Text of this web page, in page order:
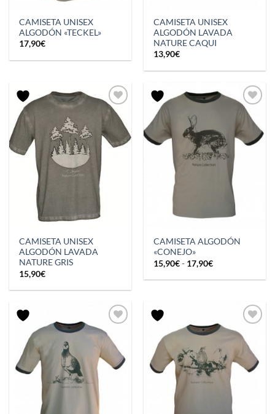
CAMISETA UNISEX
ALGODÓN «TECKEL»
17,90€
CAMISETA UNISEX
ALGODÓN LAVADA
NATURE CAQUI
13,90€
CAMISETA UNISEX
ALGODÓN LAVADA
NATURE GRIS
15,90€
CAMISETA ALGODÓN
«CONEJO»
15,90€- 17,90€Rango
precios: